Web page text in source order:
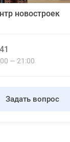
новостроек
— 21:00
Задать вопрос